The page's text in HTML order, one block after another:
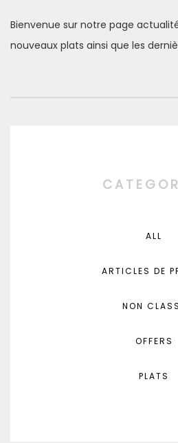
Bienvenue sur notre page
nouveaux plats ainsi que les
ALL
ARTICLES DE
NON
OFFERS
PLATS